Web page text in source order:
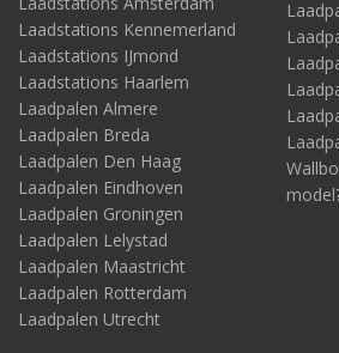
Laadstations Kennemerland
Laadstations IJmond
Laadstations Haarlem
Laadpalen Almere
Laadpalen Breda
Laadpalen Den Haag
Laadpalen Eindhoven
Laadpalen Groningen
Laadpalen Lelystad
Laadpalen Maastricht
Laadpalen Rotterdam
Laadpalen Utrecht